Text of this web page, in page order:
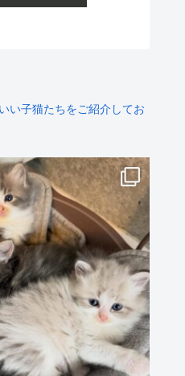
い子猫たちをご紹介してお